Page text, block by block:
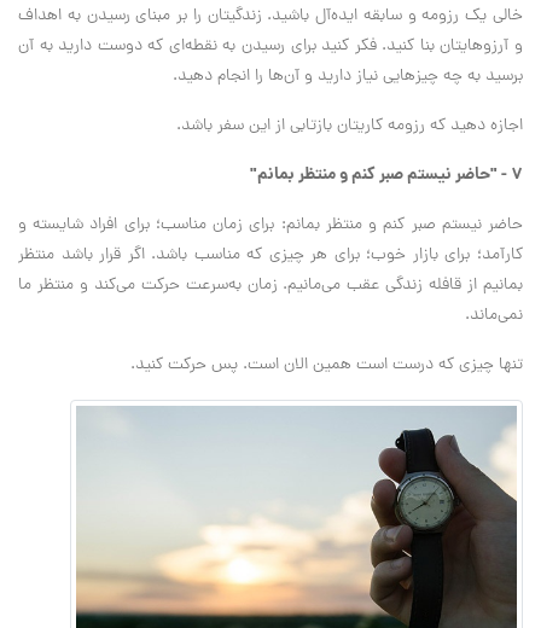
خالی یک رزومه و سابقه ایده‌آل باشید. زندگیتان را بر مبنای رسیدن به اهداف
و آرزوهایتان بنا کنید. فکر کنید برای رسیدن به نقطه‌ای که دوست دارید به آن
برسید به چه چیزهایی نیاز دارید و آن‌ها را انجام دهید.
اجازه دهید که رزومه کاریتان بازتابی از این سفر باشد.
۷ - "حاضر نیستم صبر کنم و منتظر بمانم"
حاضر نیستم صبر کنم و منتظر بمانم: برای زمان مناسب؛ برای افراد شایسته و
کارآمد؛ برای بازار خوب؛ برای هر چیزی که مناسب باشد. اگر قرار باشد منتظر
بمانیم از قافله زندگی عقب می‌مانیم. زمان به‌سرعت حرکت می‌کند و منتظر ما
نمی‌ماند.
تنها چیزی که درست است همین الان است. پس حرکت کنید.